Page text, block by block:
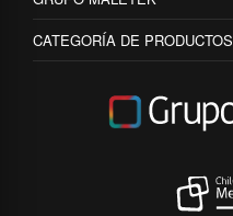
CATEGORÍA DE PRODUCTOS